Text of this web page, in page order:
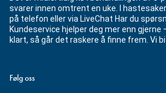
svarer innen omtrent en uke. I
på telefon eller via LiveChat Har du
Kundeservice hjelper deg mer enn
klart, så går det raskere å finne frem. Vi
Følg oss